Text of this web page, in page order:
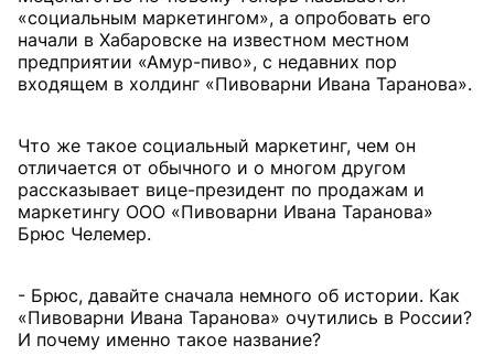
«социальным маркетингом», а опробовать его
начали в Хабаровске на известном местном
предприятии «Амур-пиво», с недавних пор
входящем в холдинг «Пивоварни Ивана Таранова».
Что же такое социальный маркетинг, чем он
отличается от обычного и о многом другом
рассказывает вице-президент по продажам и
маркетингу ООО «Пивоварни Ивана Таранова»
Брюс Челемер.
- Брюс, давайте сначала немного об истории. Как
«Пивоварни Ивана Таранова» очутились в России?
И почему именно такое название?